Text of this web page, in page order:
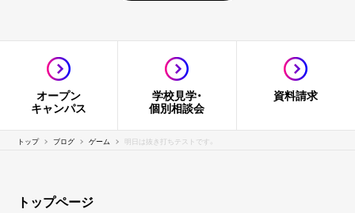
オープン
キャンパス
学校見学・
個別相談会
資料請求
トップ ブログ ゲーム 明日は抜き打ちテストです。
トップページ